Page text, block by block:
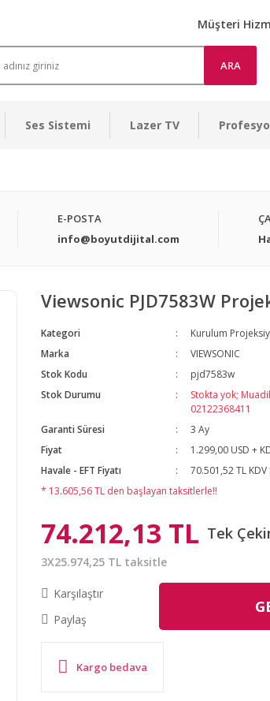
Müşteri
ARA
Ses Sistemi Lazer TV
E-POSTA
info@boyutdijital.com
Viewsonic PJD7583W
Kategori
Kurulum
Marka
VIEWSONIC
Stok Kodu
pjd7583w
Stok Durumu
Stokta yok;
02122368411
Garanti Süresi
3 Ay
Fiyat
1.299,00 USD +
Havale - EFT Fiyatı
70.501,52 TL
* 13.605,56 TL den başlayan taksitlerle!!
74.212,13 TL Tek
3X25.974,25 TL taksitle
Karşılaştır
Paylaş
Kargo bedava